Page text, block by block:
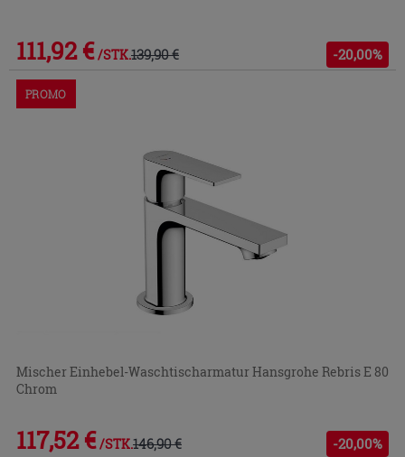
111,92 € /STK.139,90 € -20,00%
PROMO
Mischer Einhebel-Waschtischarmatur Hansgrohe Rebris E 80
Chrom
117,52 € /STK.146,90 € -20,00%